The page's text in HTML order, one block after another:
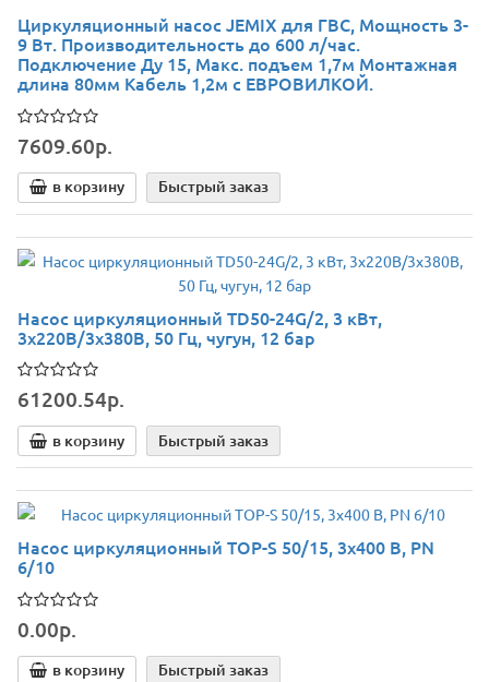
Циркуляционный насос JEMIX для ГВС, Мощность 3-
9 Вт. Производительность до 600 л/час.
Подключение Ду 15, Макс. подъем 1,7м Монтажная
длина 80мм Кабель 1,2м с ЕВРОВИЛКОЙ.
7609.60р.
в корзину Быстрый заказ
Насос циркуляционный TD50-24G/2, 3 кВт,
3х220В/3х380В, 50 Гц, чугун, 12 бар
61200.54р.
в корзину Быстрый заказ
Насос циркуляционный TOP-S 50/15, 3х400 B, PN
6/10
0.00р.
в корзину Быстрый заказ